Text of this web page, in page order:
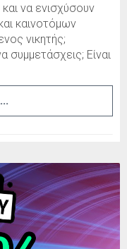
να ενισχύσουν
καινοτόμων
νικητής;
συμμετάσχεις; Είναι